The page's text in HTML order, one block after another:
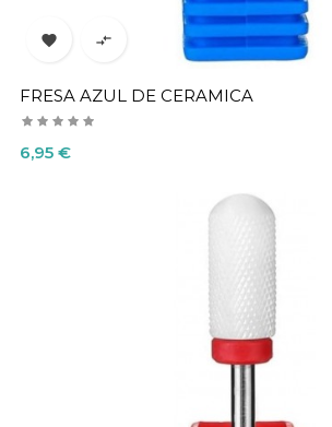
 
FRESA AZUL DE CERAMICA
Precio
6,95 €